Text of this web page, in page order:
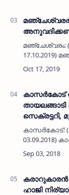
മീഡിയ ഹ…
മഞ്ചേശ്വരം:
യൂണിയന്‍
കാസര്‍കോട്
കാസര്‍കോട്:
സിറ്റി
ഹാജി